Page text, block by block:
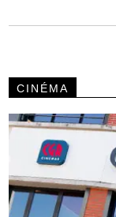
CINÉMA